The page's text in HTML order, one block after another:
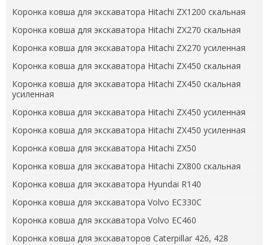
Коронка ковша для экскаватора Hitachi ZX1200 скальная
Коронка ковша для экскаватора Hitachi ZX270 скальная
Коронка ковша для экскаватора Hitachi ZX270 усиленная
Коронка ковша для экскаватора Hitachi ZX450 скальная
Коронка ковша для экскаватора Hitachi ZX450 скальная
усиленная
Коронка ковша для экскаватора Hitachi ZX450 усиленная
Коронка ковша для экскаватора Hitachi ZX450 усиленная
Коронка ковша для экскаватора Hitachi ZX50
Коронка ковша для экскаватора Hitachi ZX800 скальная
Коронка ковша для экскаватора Hyundai R140
Коронка ковша для экскаватора Volvo EC330C
Коронка ковша для экскаватора Volvo EC460
Коронка ковша для экскаваторов Caterpillar 426, 428